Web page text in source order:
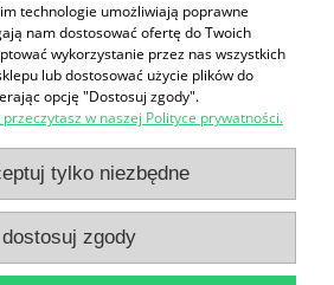
Zakupy
i zwroty
Pomoc
Moje konto
technologie umożliwiają poprawne
nam dostosować ofertę do Twoich
wykorzystanie przez nas wszystkich
lub dostosować użycie plików do
opcję "Dostosuj zgody".
w naszej Polityce prywatności.
tylko niezbędne
dostosuj zgody